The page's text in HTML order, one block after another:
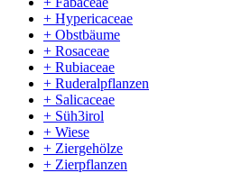
+ Hypericaceae
+ Obstbäume
+ Rosaceae
+ Rubiaceae
+ Ruderalpflanzen
+ Salicaceae
+ Süh3irol
+ Wiese
+ Ziergehölze
+ Zierpflanzen